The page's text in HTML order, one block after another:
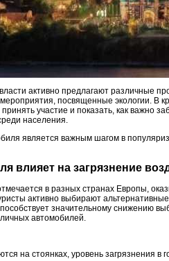
активно предлагают различные
посвященные экологии. В
участие и показать, как важно
населения.
является важным шагом в
влияет на загрязнение
в разных странах Европы,
активно выбирают
значительному снижению
автомобилей.
на стоянках, уровень загрязнения